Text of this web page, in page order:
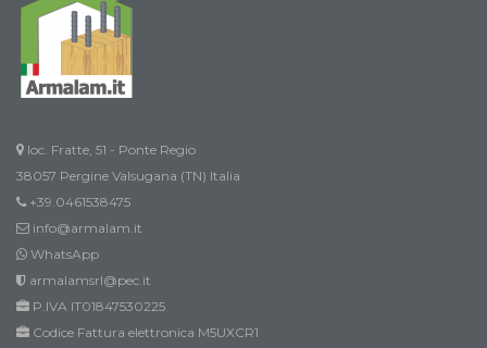
loc. Fratte, 51 - Ponte Regio
38057 Pergine Valsugana (TN) Italia
+39.0461538475
info@armalam.it
WhatsApp
armalamsrl@pec.it
P.IVA IT01847530225
Codice Fattura elettronica M5UXCR1